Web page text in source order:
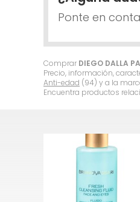
Comprar DIEGO DALLA
Precio, información,
Anti-edad (94) y a la
Encuentra productos
Ponte en